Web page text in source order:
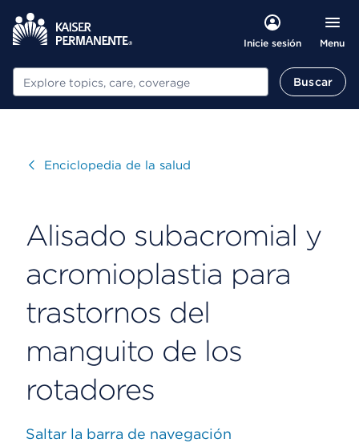
Inicie sesión Menu
Buscar Buscar
Visitar
Enciclopedia de la salud
Alisado subacromial y
acromioplastia para
trastornos del
manguito de los
rotadores
Saltar la barra de navegación